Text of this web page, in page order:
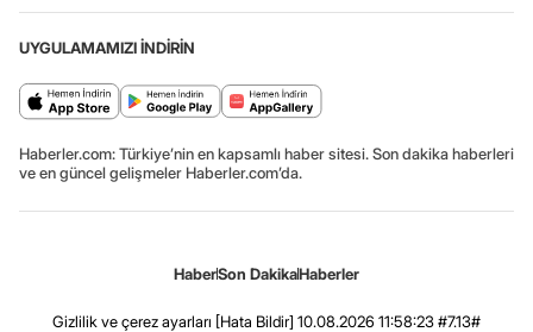
UYGULAMAMIZI İNDİRİN
Haberler.com: Türkiye’nin en kapsamlı haber sitesi. Son dakika haberleri
ve en güncel gelişmeler Haberler.com’da.
HaberSon DakikaHaberler
Gizlilik ve çerez ayarları [Hata Bildir] 10.08.2026 11:58:23 #7.13#